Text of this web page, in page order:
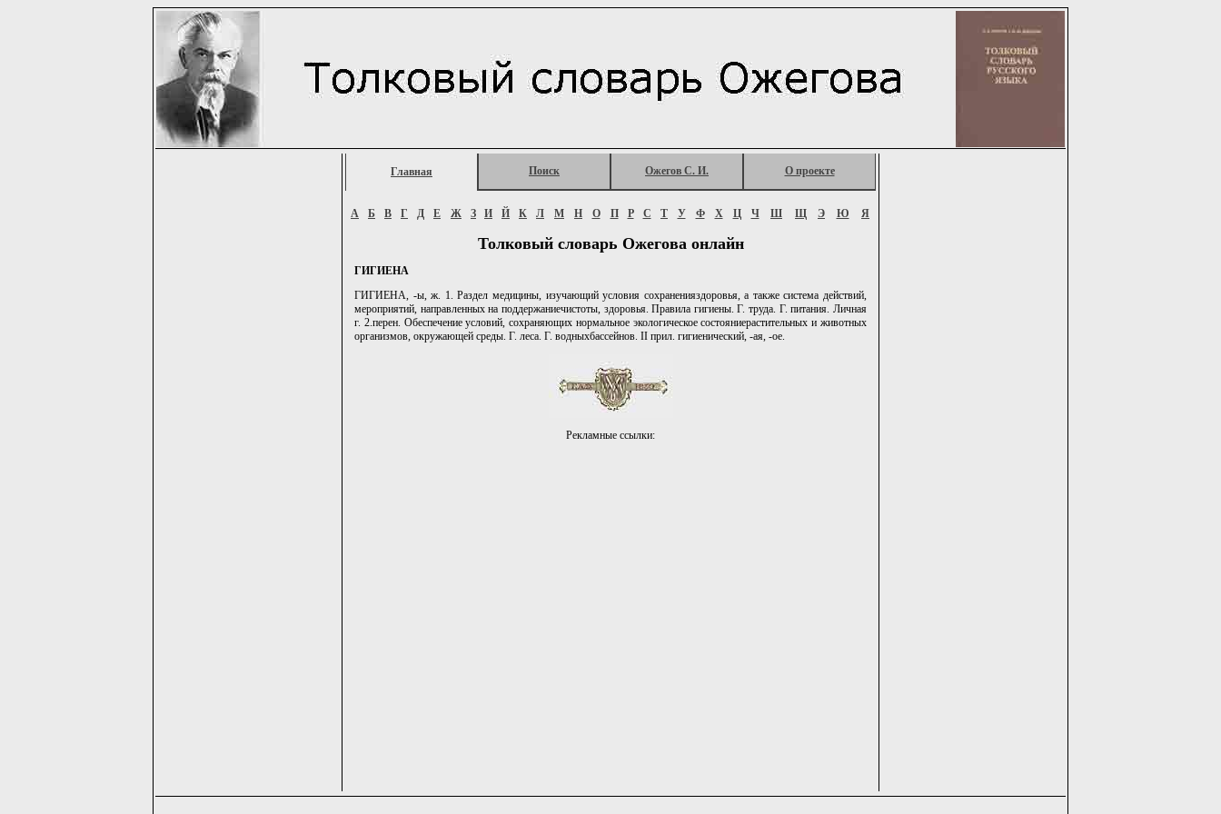
Главная Поиск Ожегов С. И. О проекте
А Б В Г Д Е Ж З И Й К Л М Н О П Р С Т У Ф Х Ц Ч Ш Щ Э Ю Я
Толковый словарь Ожегова онлайн
ГИГИЕНА
ГИГИЕНА, -ы, ж. 1. Раздел медицины, изучающий условия сохраненияздоровья, а также система действий,
мероприятий, направленных на поддержаниечистоты, здоровья. Правила гигиены. Г. труда. Г. питания. Личная
г. 2.перен. Обеспечение условий, сохраняющих нормальное экологическое состояниерастительных и животных
организмов, окружающей среды. Г. леса. Г. водныхбассейнов. II прил. гигиенический, -ая, -ое.
Рекламные ссылки: